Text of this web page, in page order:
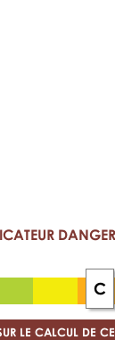
DANGER
C
LE CALCUL DE